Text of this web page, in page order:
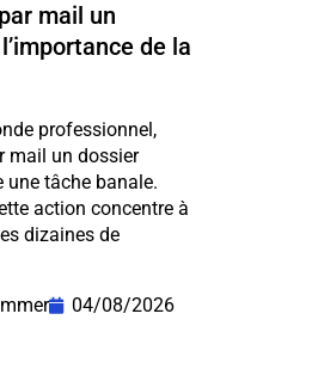
mail un
de la
professionnel,
mail un dossier
une tâche banale.
action concentre à
dizaines de
04/08/2026